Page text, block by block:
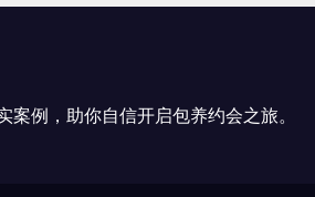
例，助你自信开启包养约会之旅。